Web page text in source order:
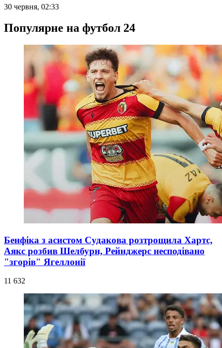
30 червня, 02:33
Популярне на футбол 24
Бенфіка з асистом Судакова розтрощила Хартс,
Аякс розбив Шелбурн, Рейнджерс несподівано
"згорів" Ягеллонії
11 632